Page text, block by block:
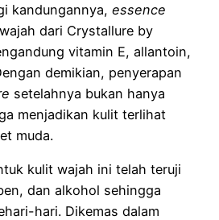
kandungannya, essence
dari Crystallure by
vitamin E, allantoin,
demikian, penyerapan
setelahnya bukan hanya
menjadikan kulit terlihat
muda.
kulit wajah ini telah teruji
dan alkohol sehingga
hari. Dikemas dalam